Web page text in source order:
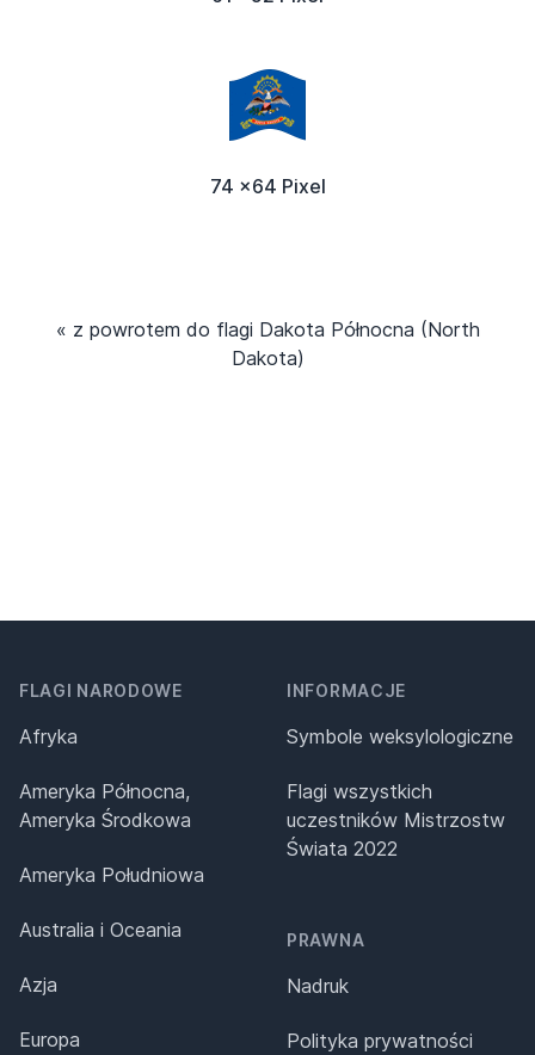
74 x64 Pixel
« z powrotem do flagi Dakota Północna (North
Dakota)
FLAGI NARODOWE
Afryka
Ameryka Północna,
Ameryka Środkowa
Ameryka Południowa
Australia i Oceania
Azja
Europa
INFORMACJE
Symbole weksylologiczne
Flagi wszystkich
uczestników Mistrzostw
Świata 2022
PRAWNA
Nadruk
Polityka prywatności